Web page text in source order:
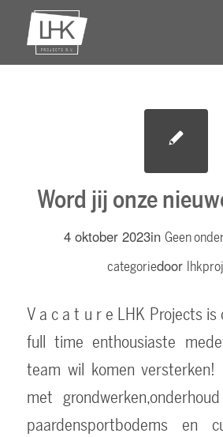
Word jij onze
4 oktober 2023in Geen
categoriedoor
V a c a t u r e LHK Projects is
full time enthousiaste
team wil komen
met
paardensportbodems en